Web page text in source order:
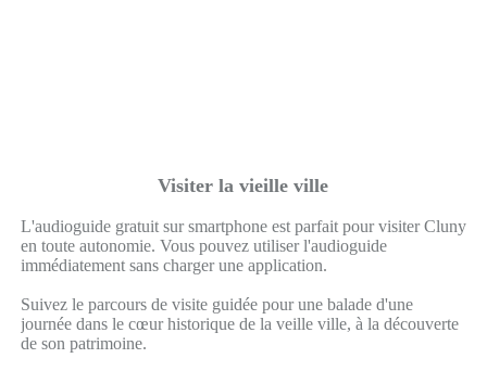
Visiter la vieille ville
L'audioguide gratuit sur smartphone est parfait pour visiter Cluny
en toute autonomie. Vous pouvez utiliser l'audioguide
immédiatement sans charger une application.
Suivez le parcours de visite guidée pour une balade d'une
journée dans le cœur historique de la veille ville, à la découverte
de son patrimoine.